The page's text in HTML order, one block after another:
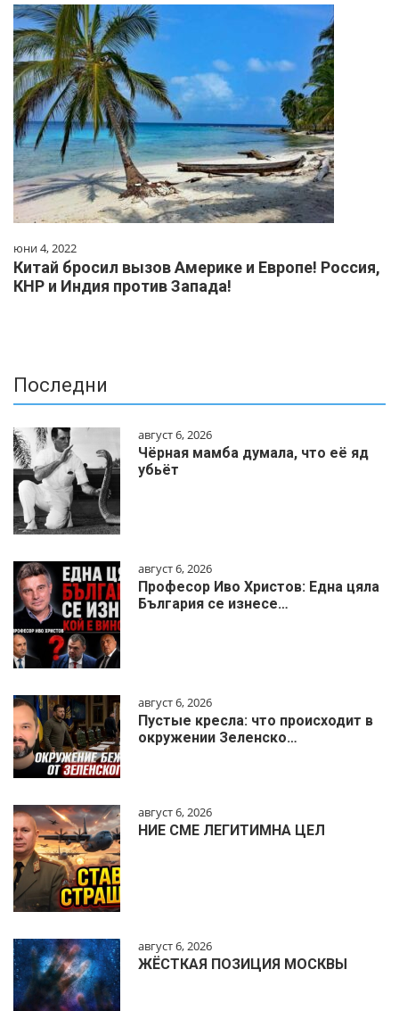
юни 4, 2022
Китай бросил вызов Америке и Европе! Россия,
КНР и Индия против Запада!
Последни
август 6, 2026
Чёрная мамба думала, что её яд
убьёт
август 6, 2026
Професор Иво Христов: Една цяла
България се изнесе…
август 6, 2026
Пустые кресла: что происходит в
окружении Зеленско…
август 6, 2026
НИЕ СМЕ ЛЕГИТИМНА ЦЕЛ
август 6, 2026
ЖЁСТКАЯ ПОЗИЦИЯ МОСКВЫ